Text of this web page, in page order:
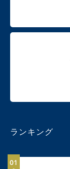
ランキング